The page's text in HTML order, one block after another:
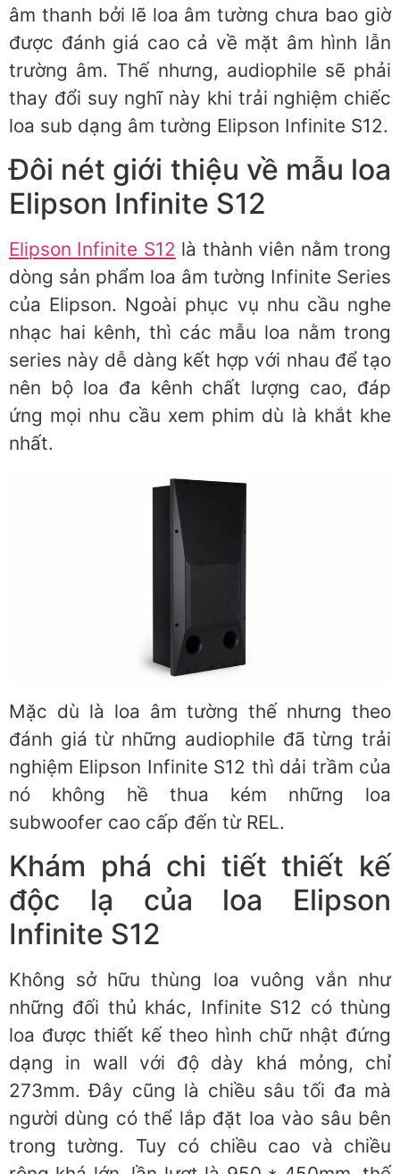
âm thanh bởi lẽ loa âm tường chưa bao giờ
được đánh giá cao cả về mặt âm hình lẫn
trường âm. Thế nhưng, audiophile sẽ phải
thay đổi suy nghĩ này khi trải nghiệm chiếc
loa sub dạng âm tường Elipson Infinite S12.
Đôi nét giới thiệu về mẫu loa
Elipson Infinite S12
Elipson Infinite S12 là thành viên nằm trong
dòng sản phẩm loa âm tường Infinite Series
của Elipson. Ngoài phục vụ nhu cầu nghe
nhạc hai kênh, thì các mẫu loa nằm trong
series này dễ dàng kết hợp với nhau để tạo
nên bộ loa đa kênh chất lượng cao, đáp
ứng mọi nhu cầu xem phim dù là khắt khe
nhất.
Mặc dù là loa âm tường thế nhưng theo
đánh giá từ những audiophile đã từng trải
nghiệm Elipson Infinite S12 thì dải trầm của
nó không hề thua kém những loa
subwoofer cao cấp đến từ REL.
Khám phá chi tiết thiết kế
độc lạ của loa Elipson
Infinite S12
Không sở hữu thùng loa vuông vắn như
những đối thủ khác, Infinite S12 có thùng
loa được thiết kế theo hình chữ nhật đứng
dạng in wall với độ dày khá mỏng, chỉ
273mm. Đây cũng là chiều sâu tối đa mà
người dùng có thể lắp đặt loa vào sâu bên
trong tường. Tuy có chiều cao và chiều